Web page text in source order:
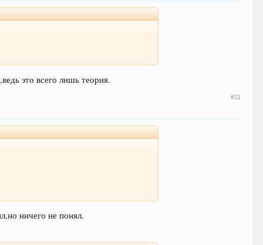
это всего лишь теория.
#11
ничего не понял.